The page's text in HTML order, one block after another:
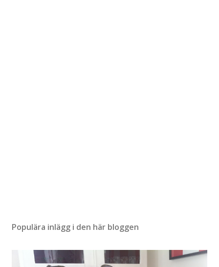
Populära inlägg i den här bloggen